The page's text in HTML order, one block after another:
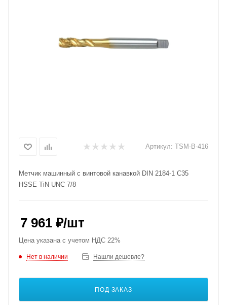
Артикул: TSM-B-416
Метчик машинный с винтовой канавкой DIN 2184-1 C35
HSSE TiN UNC 7/8
7 961 ₽/шт
Цена указана с учетом НДС 22%
Нет в наличии Нашли дешевле?
ПОД ЗАКАЗ